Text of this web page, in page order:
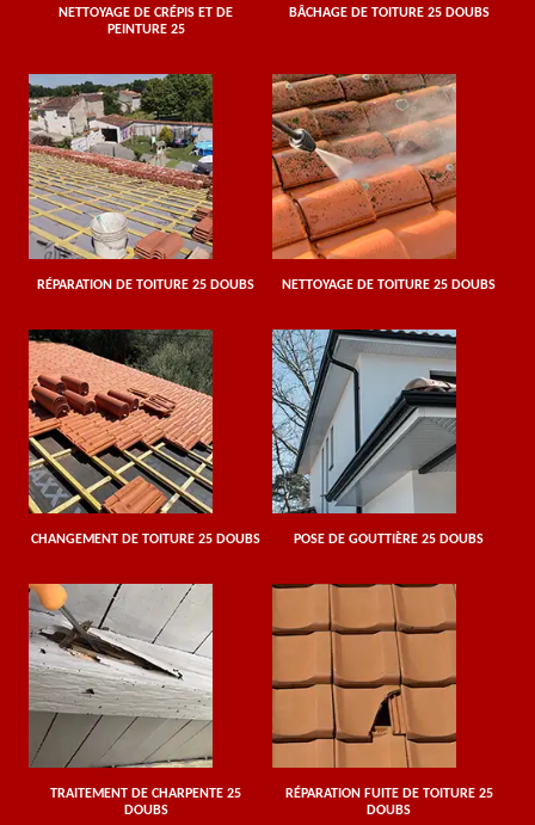
NETTOYAGE DE CRÉPIS ET DE
PEINTURE 25
BÂCHAGE DE TOITURE 25 DOUBS
RÉPARATION DE TOITURE 25 DOUBS NETTOYAGE DE TOITURE 25 DOUBS
CHANGEMENT DE TOITURE 25 DOUBS POSE DE GOUTTIÈRE 25 DOUBS
TRAITEMENT DE CHARPENTE 25
DOUBS
RÉPARATION FUITE DE TOITURE 25
DOUBS